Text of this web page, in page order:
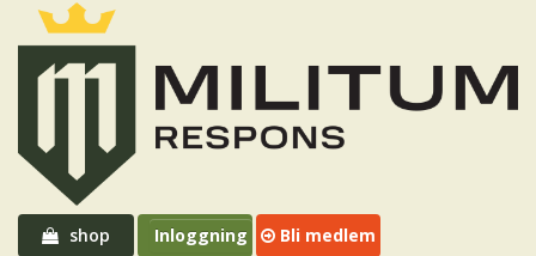
shop Inloggning Bli medlem